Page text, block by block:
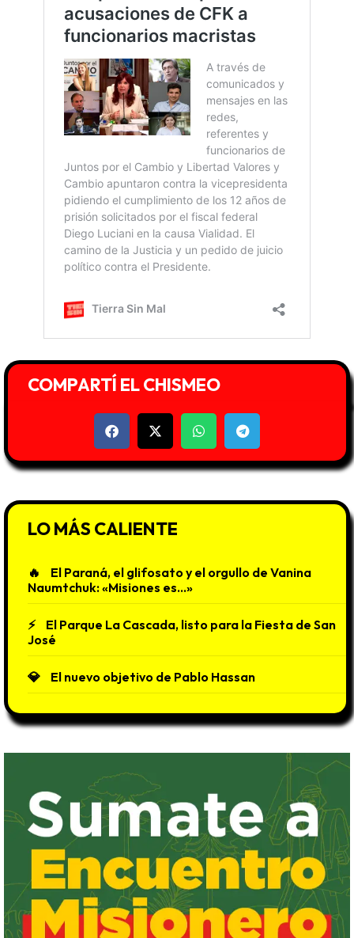
COMPARTÍ EL CHISMEO
LO MÁS CALIENTE
El Paraná, el glifosato y el orgullo de Vanina
Naumtchuk: «Misiones es…»
El Parque La Cascada, listo para la Fiesta de San
José
El nuevo objetivo de Pablo Hassan